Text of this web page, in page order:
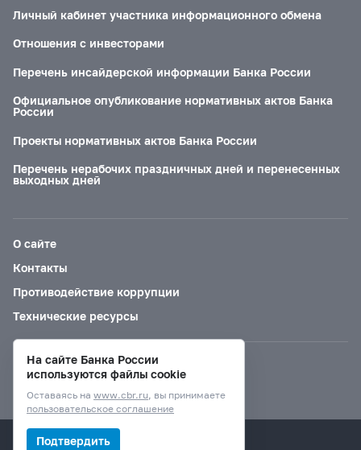
Личный кабинет участника информационного обмена
Отношения с инвесторами
Перечень инсайдерской информации Банка России
Официальное опубликование нормативных актов Банка
России
Проекты нормативных актов Банка России
Перечень нерабочих праздничных дней и перенесенных
выходных дней
О сайте
Контакты
Противодействие коррупции
Технические ресурсы
Версия для слабовидящих
© Банк России, 2000–2026.
На сайте Банка России
используются файлы cookie
Оставаясь на www.cbr.ru, вы принимаете
пользовательское соглашение
Подтвердить